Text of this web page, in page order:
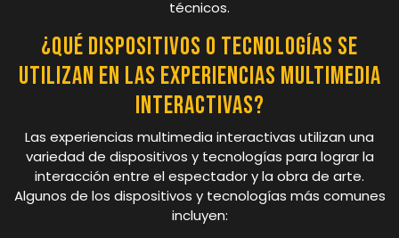
técnicos.
¿Qué dispositivos o tecnologías se
utilizan en las experiencias multimedia
interactivas?
Las experiencias multimedia interactivas utilizan una
variedad de dispositivos y tecnologías para lograr la
interacción entre el espectador y la obra de arte.
Algunos de los dispositivos y tecnologías más comunes
incluyen: